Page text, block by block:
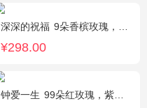
深深的祝福 9朵香槟玫瑰，3支向日葵、香槟色桔梗、洋甘菊、尤加利
¥298.00
钟爱一生 99朵红玫瑰，紫色勿忘我围边